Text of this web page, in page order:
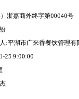
浙嘉商外终字第00040号
:平湖市广来香餐饮管理
25 9:00:00